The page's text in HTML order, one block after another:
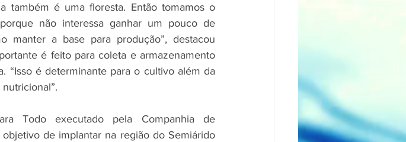
também é uma floresta. Então tomamos o
não interessa ganhar um pouco de
a base para produção”, destacou
é feito para coleta e armazenamento
“Isso é determinante para o cultivo além da
Todo executado pela Companhia de
de implantar na região do Semiárido